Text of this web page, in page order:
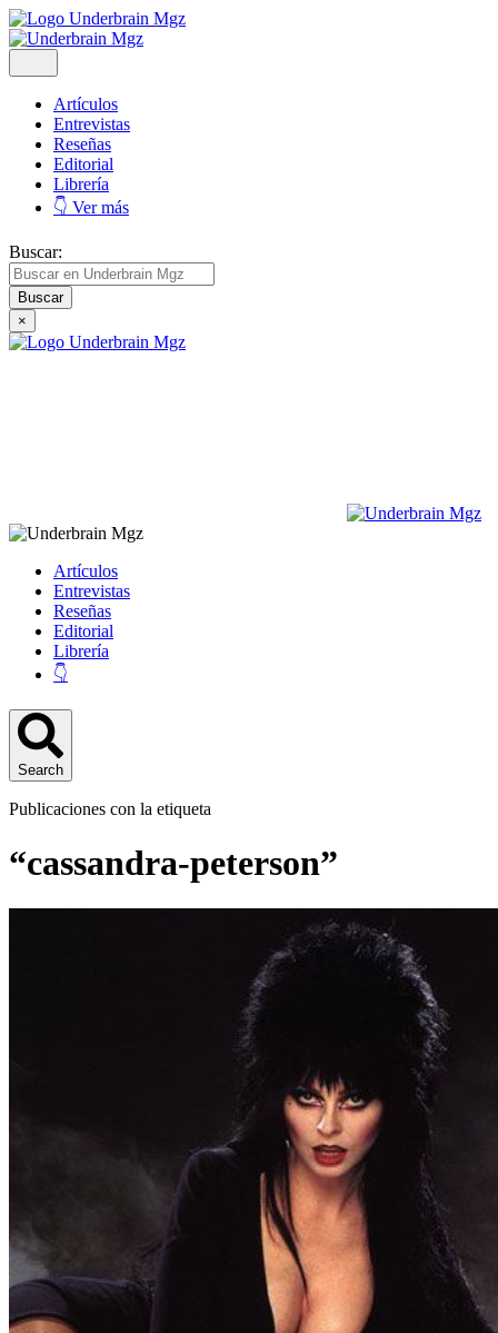
Artículos
Entrevistas
Reseñas
Editorial
Librería
👇 Ver más
Buscar:
×
Artículos
Entrevistas
Reseñas
Editorial
Librería
👇
Search
Publicaciones con la etiqueta
“cassandra-peterson”